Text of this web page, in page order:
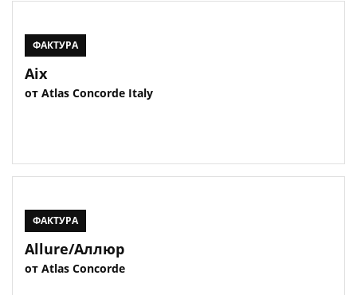
ФАКТУРА
Aix
от Atlas Concorde Italy
ФАКТУРА
Allure/Аллюр
от Atlas Concorde